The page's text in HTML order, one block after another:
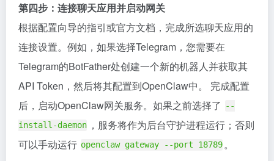
第四步：连接聊天应用并启动网关
根据配置向导的指引或官方文档，完成所选聊天应用的
连接设置。例如，如果选择Telegram，您需要在
Telegram的BotFather处创建一个新的机器人并获取其
API Token，然后将其配置到OpenClaw中。 完成配置
后，启动OpenClaw网关服务。如果之前选择了
--
install-daemon ，服务将作为后台守护进程运行；否则
可以手动运行 openclaw gateway --port 18789。